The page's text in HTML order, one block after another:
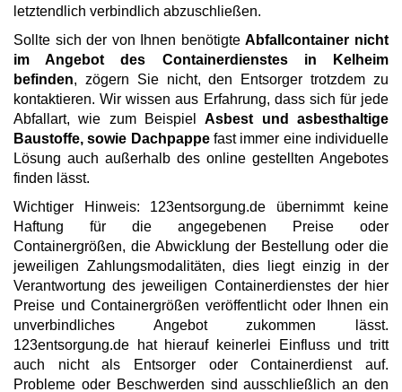
letztendlich verbindlich abzuschließen.
Sollte sich der von Ihnen benötigteAbfallcontainer nicht
im Angebot des Containerdienstes in Kelheim
befinden, zögern Sie nicht, den Entsorger trotzdem zu
kontaktieren. Wir wissen aus Erfahrung, dass sich für jede
Abfallart, wie zum BeispielAsbest und asbesthaltige
Baustoffe, sowie Dachpappefast immer eine individuelle
Lösung auch außerhalb des online gestellten Angebotes
finden lässt.
Wichtiger Hinweis: 123entsorgung.de übernimmt keine
Haftung für die angegebenen Preise oder
Containergrößen, die Abwicklung der Bestellung oder die
jeweiligen Zahlungsmodalitäten, dies liegt einzig in der
Verantwortung des jeweiligen Containerdienstes der hier
Preise und Containergrößen veröffentlicht oder Ihnen ein
unverbindliches Angebot zukommen lässt.
123entsorgung.de hat hierauf keinerlei Einfluss und tritt
auch nicht als Entsorger oder Containerdienst auf.
Probleme oder Beschwerden sind ausschließlich an den